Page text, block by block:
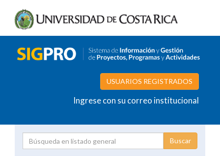
USUARIOS REGISTRADOS
Ingrese con su correo institucional